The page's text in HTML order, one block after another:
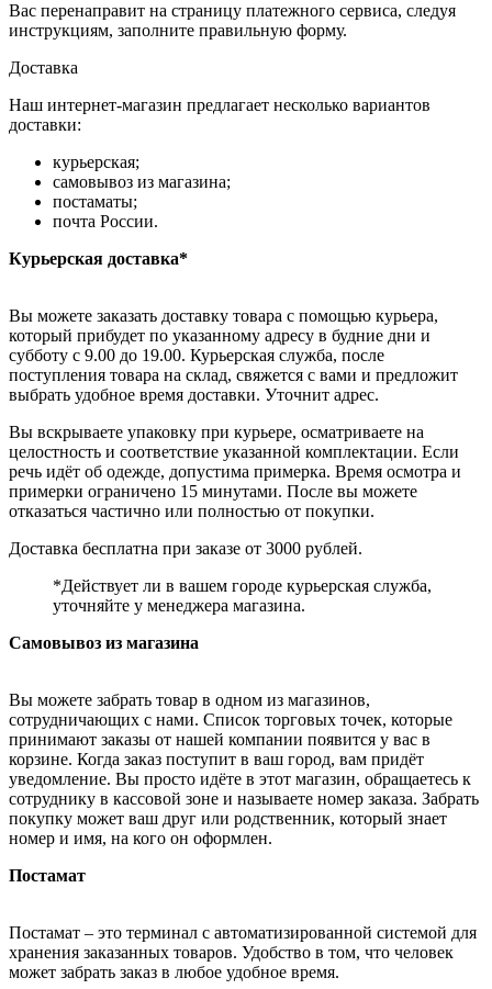
Вас перенаправит на страницу платежного сервиса, следуя
инструкциям, заполните правильную форму.
Доставка
Наш интернет-магазин предлагает несколько вариантов
доставки:
курьерская;
самовывоз из магазина;
постаматы;
почта России.
Курьерская доставка*
Вы можете заказать доставку товара с помощью курьера,
который прибудет по указанному адресу в будние дни и
субботу с 9.00 до 19.00. Курьерская служба, после
поступления товара на склад, свяжется с вами и предложит
выбрать удобное время доставки. Уточнит адрес.
Вы вскрываете упаковку при курьере, осматриваете на
целостность и соответствие указанной комплектации. Если
речь идёт об одежде, допустима примерка. Время осмотра и
примерки ограничено 15 минутами. После вы можете
отказаться частично или полностью от покупки.
Доставка бесплатна при заказе от 3000 рублей.
*Действует ли в вашем городе курьерская служба,
уточняйте у менеджера магазина.
Самовывоз из магазина
Вы можете забрать товар в одном из магазинов,
сотрудничающих с нами. Список торговых точек, которые
принимают заказы от нашей компании появится у вас в
корзине. Когда заказ поступит в ваш город, вам придёт
уведомление. Вы просто идёте в этот магазин, обращаетесь к
сотруднику в кассовой зоне и называете номер заказа. Забрать
покупку может ваш друг или родственник, который знает
номер и имя, на кого он оформлен.
Постамат
Постамат – это терминал с автоматизированной системой для
хранения заказанных товаров. Удобство в том, что человек
может забрать заказ в любое удобное время.